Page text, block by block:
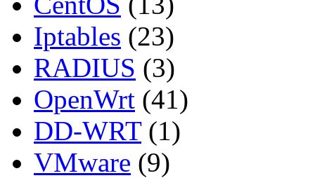
Iptables (23)
RADIUS (3)
OpenWrt (41)
DD-WRT(1)
VMware (9)